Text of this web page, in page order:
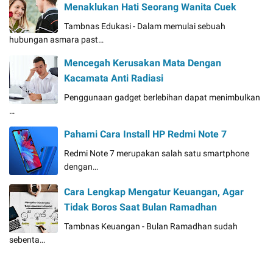
Menaklukan Hati Seorang Wanita Cuek
Tambnas Edukasi - Dalam memulai sebuah
hubungan asmara past…
Mencegah Kerusakan Mata Dengan
Kacamata Anti Radiasi
Penggunaan gadget berlebihan dapat menimbulkan
…
Pahami Cara Install HP Redmi Note 7
Redmi Note 7 merupakan salah satu smartphone
dengan…
Cara Lengkap Mengatur Keuangan, Agar
Tidak Boros Saat Bulan Ramadhan
Tambnas Keuangan - Bulan Ramadhan sudah
sebenta…